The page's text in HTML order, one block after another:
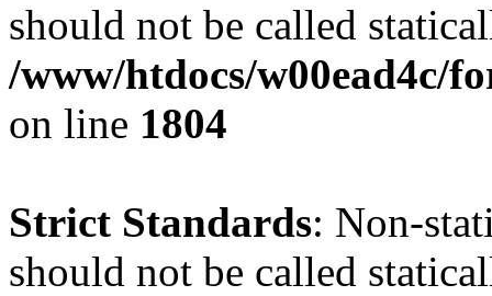
should not be called
/www/htdocs/w00ead4c/
on line 1804
Strict Standards: Non-
should not be called